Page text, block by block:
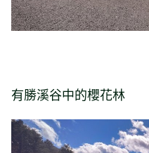
有勝溪谷中的櫻花林